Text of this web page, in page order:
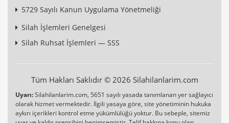
5729 Sayılı Kanun Uygulama Yönetmeliği
Silah İşlemleri Genelgesi
Silah Ruhsat İşlemleri — SSS
Tüm Hakları Saklıdır © 2026 Silahilanlarim.com
Uyarı:Silahilanlarim.com, 5651 sayılı yasada tanımlanan yer sağlayıcı
olarak hizmet vermektedir. İlgili yasaya göre, site yönetiminin hukuka
aykırı içerikleri kontrol etme yükümlülüğü yoktur. Bu sebeple, sitemiz